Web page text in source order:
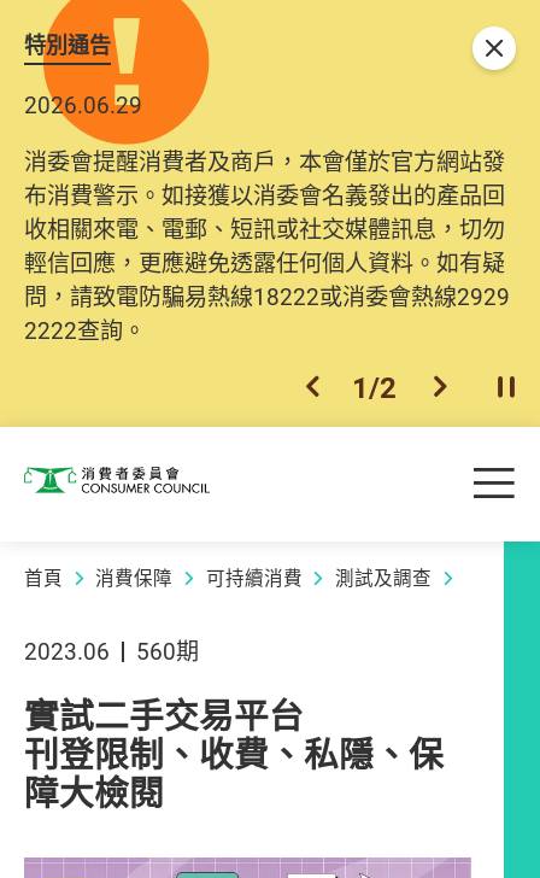
特別通告
2026.06.29
消委會提醒消費者及商戶，本會僅於官方網站發
布消費警示。如接獲以消委會名義發出的產品回
收相關來電、電郵、短訊或社交媒體訊息，切勿
輕信回應，更應避免透露任何個人資料。如有疑
問，請致電防騙易熱線18222或消委會熱線2929
2222查詢。
上一個
1/2 下一個開
關閉
消費者委員會 目
首頁 消費保障 可持續消費 測試及調查
2023.06 560期
實試二手交易平台
刊登限制、收費、私隱、保
障大檢閱